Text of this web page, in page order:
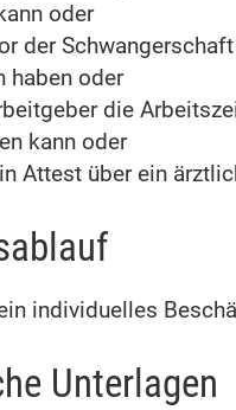
oder
der
haben oder
die
kann oder
Attest über ein
individuelles
Unterlagen